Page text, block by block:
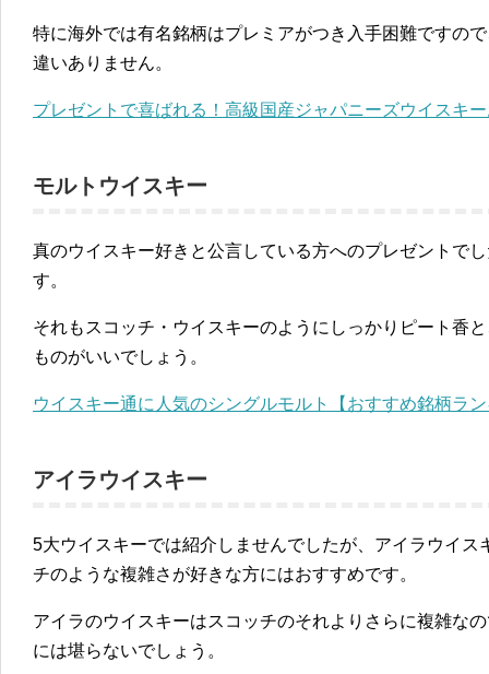
特に海外では有名銘柄はプレミアがつき入手困難ですの
違いありません。
プレゼントで喜ばれる！高級国産ジャパニーズウイスキ
モルトウイスキー
真のウイスキー好きと公言している方へのプレゼントで
す。
それもスコッチ・ウイスキーのようにしっかりピート香
ものがいいでしょう。
ウイスキー通に人気のシングルモルト【おすすめ銘柄ラ
アイラウイスキー
5大ウイスキーでは紹介しませんでしたが、アイラウイス
チのような複雑さが好きな方にはおすすめです。
アイラのウイスキーはスコッチのそれよりさらに複雑な
には堪らないでしょう。